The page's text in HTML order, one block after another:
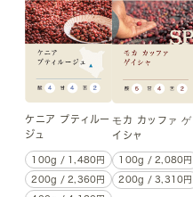
ケニア プティルー
ジュ
100g / 1,480円
200g / 2,360円
モカ カッファ ゲ
イシャ
100g / 2,080円
200g / 3,310円